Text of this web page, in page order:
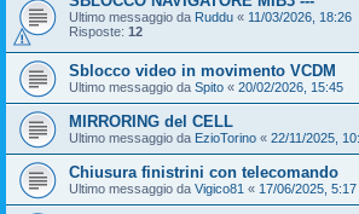
Ultimo messaggio da Ruddu « 11/03/2026, 18:26
Risposte: 12
Sblocco video in movimento VCDM
Ultimo messaggio da Spito « 20/02/2026, 15:45
MIRRORING del CELL
Ultimo messaggio da EzioTorino « 22/11/2025,
Chiusura finistrini con telecomando
Ultimo messaggio da Vigico81 « 17/06/2025, 5:17